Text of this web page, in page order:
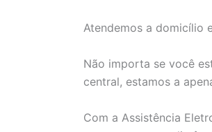
Atendemos a domicílio
Não importa se você
central, estamos a
Com a Assistência